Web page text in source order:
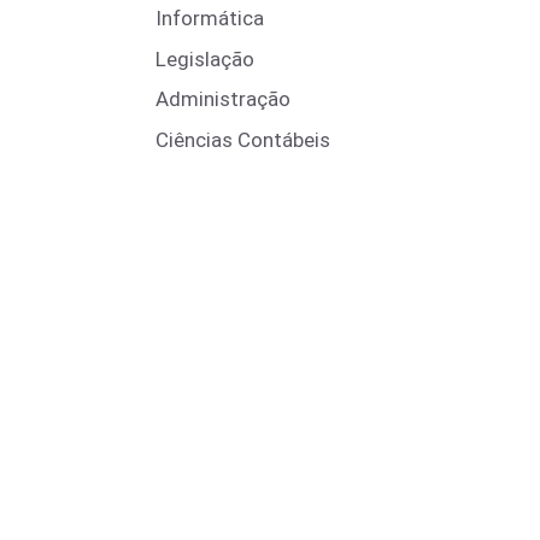
Informática
Legislação
Administração
Ciências Contábeis